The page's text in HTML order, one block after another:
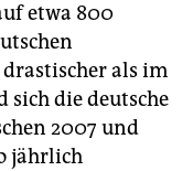
etwa 800
als im
sich die deutsche
2007 und
jährlich